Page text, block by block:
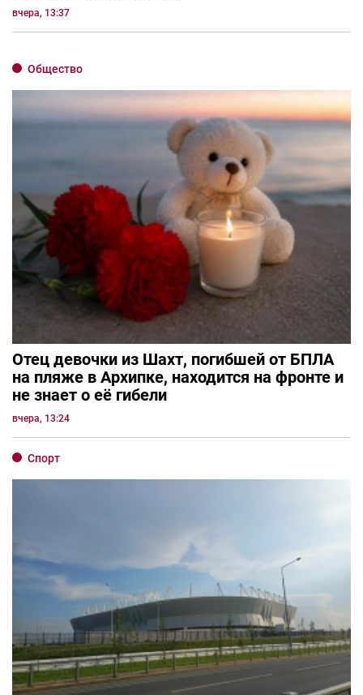
вчера, 13:37
Общество
Отец девочки из Шахт, погибшей от БПЛА
на пляже в Архипке, находится на фронте и
не знает о её гибели
вчера, 13:24
Спорт